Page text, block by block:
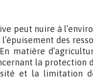
peut nuire à
des
matière
la protection
et la limitation